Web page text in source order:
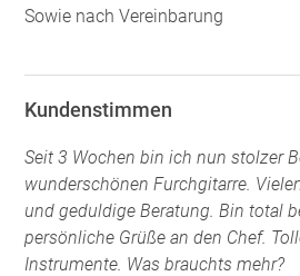
Sowie nach Vereinbarung
Kundenstimmen
Seit 3 Wochen bin ich nun stolzer
wunderschönen Furchgitarre.
und geduldige Beratung. Bin total
persönliche Grüße an den Chef.
Instrumente. Was brauchts mehr?